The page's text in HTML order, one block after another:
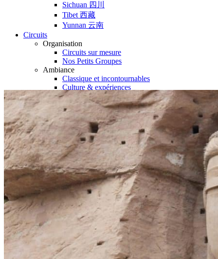
Sichuan 四川
Tibet 西藏
Yunnan 云南
Circuits
Organisation
Circuits sur mesure
Nos Petits Groupes
Ambiance
Classique et incontournables
Culture & expériences
Nature et grands paysages
Famille et enfants
Trekking et aventure
Luxe et exception
Où et quand partir ?
Printemps
Eté
Automne
Hiver
Infos pratiques
Notre agence
Notre agence en Chine
Réseau Asian Roads
Garanties et engagements Asian Roads
Avis de nos voyageurs
Voyages d’affaires en Chine
Voyage scolaire et culturel en Chine
La Chine & ses secrets
Présentation de la Chine